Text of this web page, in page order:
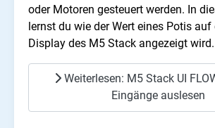
oder Motoren gesteuert werden. In
lernst du wie der Wert eines Potis auf
Display des M5 Stack angezeigt wird.
Weiterlesen: M5 Stack UI
Eingänge auslesen